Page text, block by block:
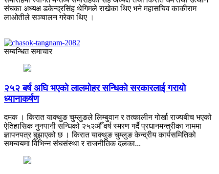
संघका अध्यक्ष डकेन्द्रसिंह थेगिमले राखेका थिए भने महासचिव काकीराम
लाओतीले सञ्चालन गरेका थिए ।
सम्बन्धित समाचार
२५२ बर्ष अघि भएकाे लालमाेहर सन्धिकाे सरकारलाई गरायाे
ध्यानाकर्षण
दमक । किरात याक्थुङ चुम्लुङले लिम्बुवान र तत्कालीन गोर्खा राज्यबीच भएको
ऐतिहासिक नुनपानी सन्धिको २५२औँ वर्ष स्मरण गर्दै प्रधानमन्त्रीका नाममा
ज्ञापनपत्र बुझाएको छ । किरात याक्थुङ चुम्लुङ केन्द्रीय कार्यसमितिको
समन्वयमा विभिन्न संघसंस्था र राजनीतिक दलका...